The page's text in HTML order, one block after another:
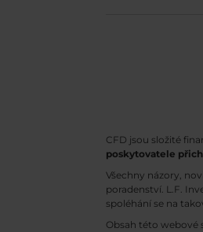
CFD jsou složité
poskytovatele
Všechny názory,
poradenství. L.F.
spoléhání se na
Obsah této webové